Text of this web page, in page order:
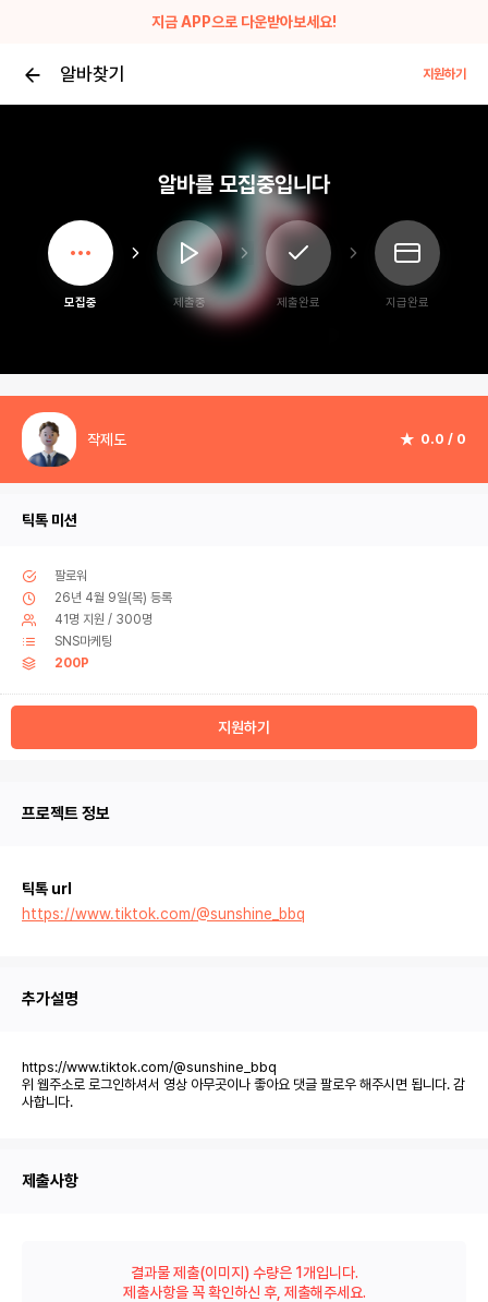
지금 APP으로 다운받아보세요!
알바찾기 지원하기
알바를 모집중입니다
모집중 제출중 제출완료 지급완료
작제도 ★ 0.0 / 0
틱톡 미션
팔로워
26년 4월 9일(목) 등록
41명 지원 / 300명
SNS마케팅
200P
지원하기
프로젝트 정보
틱톡 url
https://www.tiktok.com/@sunshine_bbq
추가설명
https://www.tiktok.com/@sunshine_bbq
위 웹주소로 로그인하셔서 영상 아무곳이나 좋아요 댓글 팔로우 해주시면 됩니다. 감
사합니다.
제출사항
결과물 제출(이미지) 수량은 1개입니다.
제출사항을 꼭 확인하신 후, 제출해주세요.